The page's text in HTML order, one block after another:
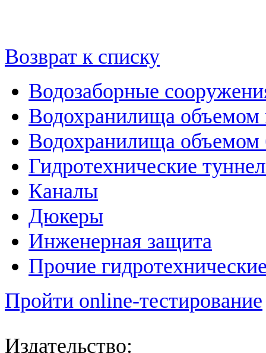
Возврат к списку
Водозаборные
Водохранилища
Водохранилища объемом
Гидротехнические
Каналы
Дюкеры
Инженерная защита
Прочие
Пройти online-тестирование
Издательство: